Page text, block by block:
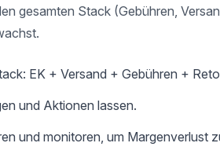
gesamten Stack (Gebühren,
EK + Versand + Gebühren +
und Aktionen lassen.
und monitoren, um Margenverlust